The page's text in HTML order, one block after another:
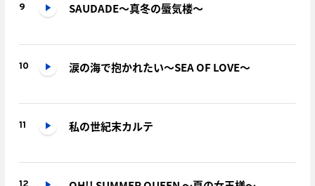
9 SAUDADE～真冬の蜃気楼～
10 涙の海で抱かれたい～SEA OF LOVE～
11 私の世紀末カルテ